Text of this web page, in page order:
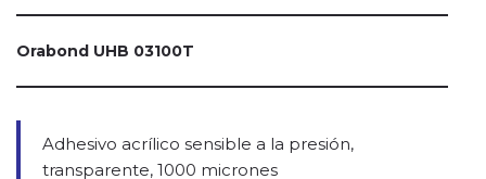
Orabond UHB 03100T
Adhesivo acrílico sensible a la presión,
transparente, 1000 micrones